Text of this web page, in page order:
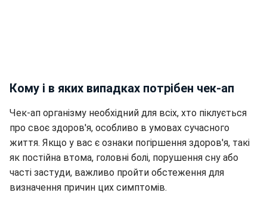
Кому і в яких випадках потрібен чек-ап
Чек-ап організму необхідний для всіх, хто піклується
про своє здоров'я, особливо в умовах сучасного
життя. Якщо у вас є ознаки погіршення здоров'я, такі
як постійна втома, головні болі, порушення сну або
часті застуди, важливо пройти обстеження для
визначення причин цих симптомів.